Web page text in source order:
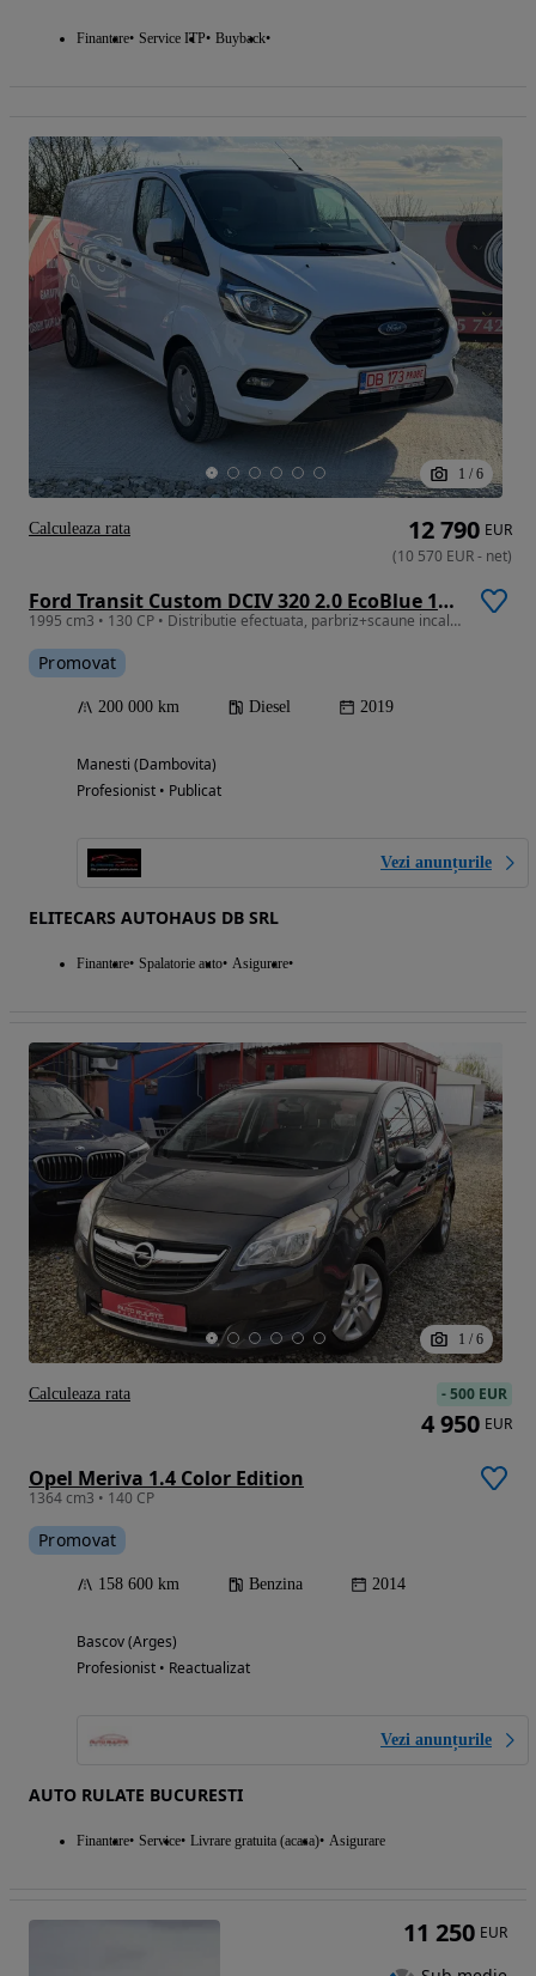
Finantare Service ITP Buyback
1 / 6
Ford Transit Custom DCIV 320 2.0 EcoBlue 130 CP L1H1 Active
1995 cm3 • 130 CP • Distributie efectuata, parbriz+scaune incalzite, garantie 12 luni
Promovat
200 000 km Diesel 2019
Manesti (Dambovita)
Profesionist • Publicat
Vezi anunțurile
ELITECARS AUTOHAUS DB SRL
Finantare Spalatorie auto Asigurare
12 790 EUR
(10 570 EUR- net)
Calculeaza rata
1 / 6
Opel Meriva 1.4 Color Edition
1364 cm3 • 140 CP
Promovat
158 600 km Benzina 2014
Bascov (Arges)
Profesionist • Reactualizat
Vezi anunțurile
AUTO RULATE BUCURESTI
Finantare Service Livrare gratuita (acasa) Asigurare
-500 EUR
4 950 EUR
Calculeaza rata
11 250 EUR